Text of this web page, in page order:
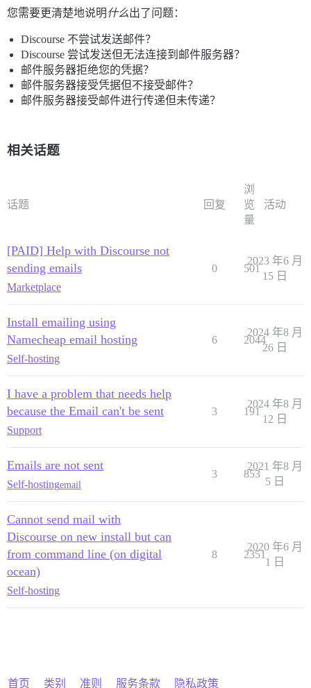
您需要更清楚地说明 什么出了问题：
Discourse 不尝试发送邮件？
Discourse 尝试发送但无法连接到邮件服务器？
邮件服务器拒绝您的凭据？
邮件服务器接受凭据但不接受邮件？
邮件服务器接受邮件进行传递但未传递？
相关话题
话题 回复
浏
览
量
活动
[PAID] Help with Discourse not
sending emails
Marketplace
0 501
2023 年6 月
15 日
Install emailing using
Namecheap email hosting
Self-hosting
6 2044
2024 年8 月
26 日
I have a problem that needs help
because the Email can't be sent
Support
3 191
2024 年8 月
12 日
Emails are not sent
Self-hostingemail
3 853
2021 年8 月
5 日
Cannot send mail with
Discourse on new install but can
from command line (on digital
ocean)
Self-hosting
8 2351
2020 年6 月
1 日
首页 类别 准则 服务条款 隐私政策